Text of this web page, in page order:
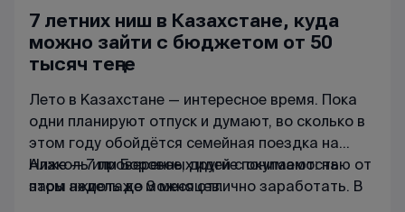
7 летних ниш в Казахстане, куда
можно зайти с бюджетом от 50
тысяч теңге
Лето в Казахстане — интересное время. Пока
одни планируют отпуск и думают, во сколько в
этом году обойдётся семейная поездка на
Алаколь или Боровое, другие понимают: на
этом ажиотаже можно отлично заработать. В
Ниже — 7 проверенных идей с окупаемостью от
пары недель до 3 месяцев.